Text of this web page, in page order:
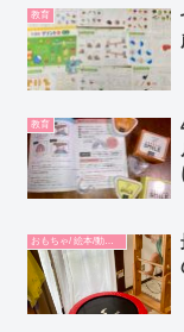
教育
教育